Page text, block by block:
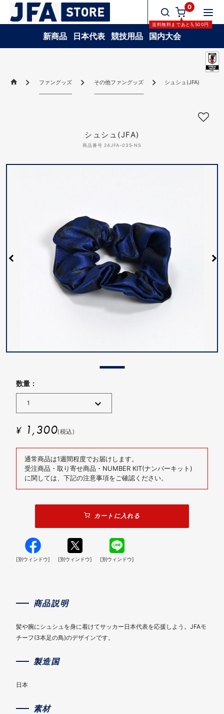
0
送料無料まであと 5,500円
新商品 日本代表 競技用品 国内大会
ファングッズ その他ファングッズ シュシュ(JFA)
シュシュ(JFA)
商品番号 24JFA-035-NS
数量 :
¥ 1,300(税込)
通常商品は1週間程度でお届けします。
受注商品・取り寄せ商品・NUMBER KIT(ナンバーキット)
に関しては、下記の注意事項をご確認ください。
カートに入れる
[別ウィンドウ] [別ウィンドウ] [別ウィンドウ]
商品説明
髪や腕にシュシュを身に着けてサッカー日本代表を応援しよう。JFAモ
チーフ(3本足の鳥)のデザインです。
製造国
日本
素材